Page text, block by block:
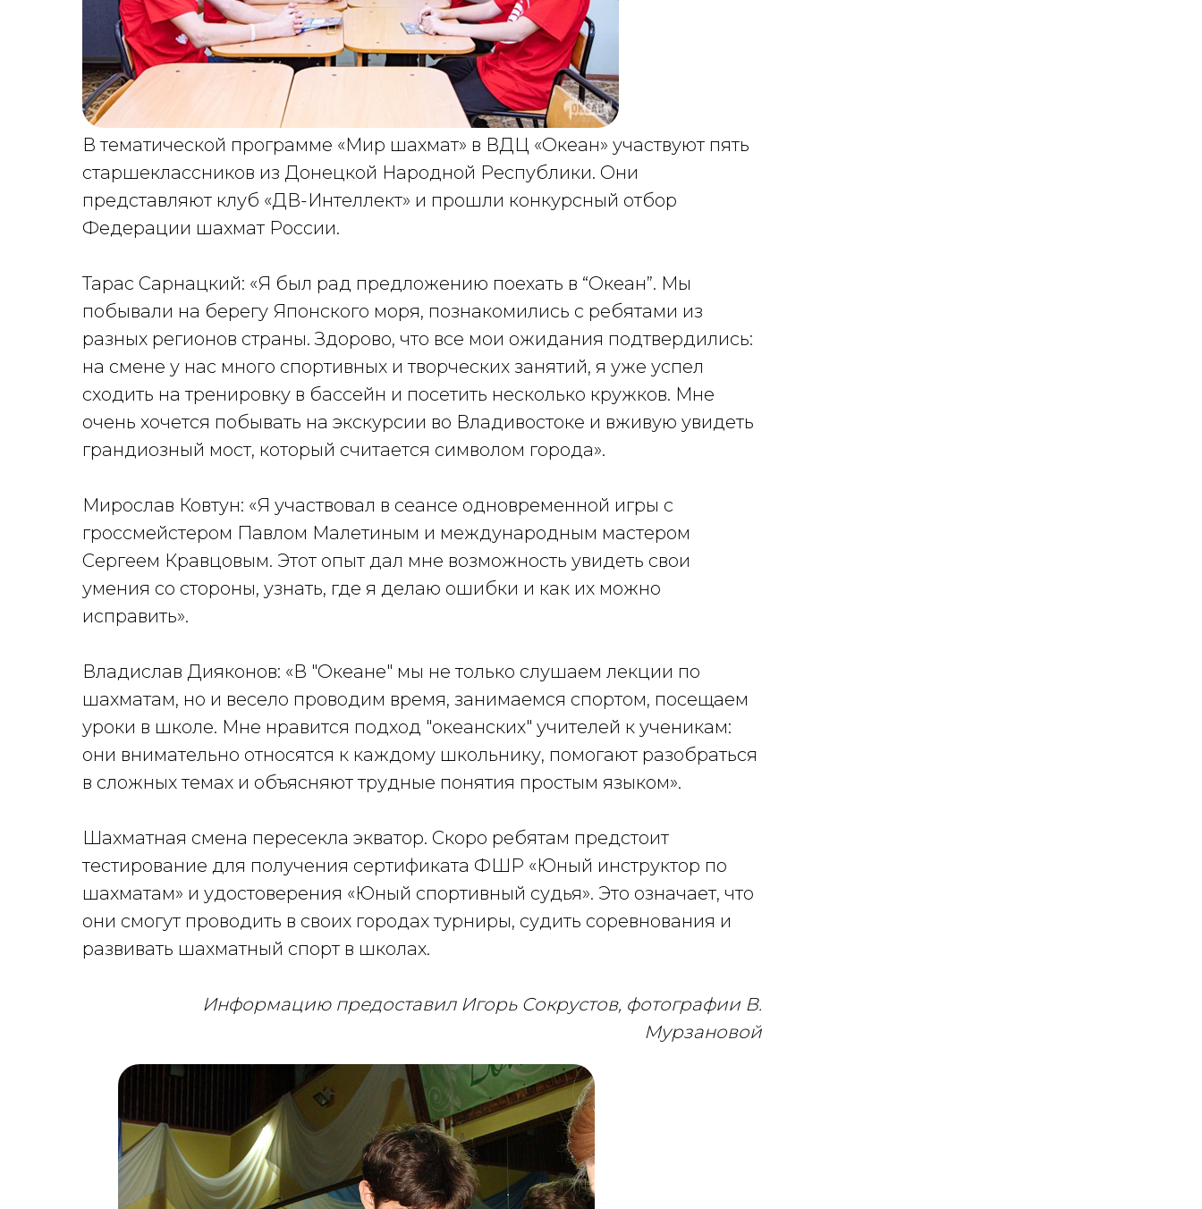
В тематической программе «Мир шахмат» в ВДЦ «Океан» участвуют пять
старшеклассников из Донецкой Народной Республики. Они
представляют клуб «ДВ-Интеллект» и прошли конкурсный отбор
Федерации шахмат России.
Тарас Сарнацкий: «Я был рад предложению поехать в “Океан”. Мы
побывали на берегу Японского моря, познакомились с ребятами из
разных регионов страны. Здорово, что все мои ожидания подтвердились:
на смене у нас много спортивных и творческих занятий, я уже успел
сходить на тренировку в бассейн и посетить несколько кружков. Мне
очень хочется побывать на экскурсии во Владивостоке и вживую увидеть
грандиозный мост, который считается символом города».
Мирослав Ковтун: «Я участвовал в сеансе одновременной игры с
гроссмейстером Павлом Малетиным и международным мастером
Сергеем Кравцовым. Этот опыт дал мне возможность увидеть свои
умения со стороны, узнать, где я делаю ошибки и как их можно
исправить».
Владислав Дияконов: «В "Океане" мы не только слушаем лекции по
шахматам, но и весело проводим время, занимаемся спортом, посещаем
уроки в школе. Мне нравится подход "океанских" учителей к ученикам:
они внимательно относятся к каждому школьнику, помогают разобраться
в сложных темах и объясняют трудные понятия простым языком».
Шахматная смена пересекла экватор. Скоро ребятам предстоит
тестирование для получения сертификата ФШР «Юный инструктор по
шахматам» и удостоверения «Юный спортивный судья». Это означает, что
они смогут проводить в своих городах турниры, судить соревнования и
развивать шахматный спорт в школах.
Информацию предоставил Игорь Сокрустов, фотографии В.
Мурзановой